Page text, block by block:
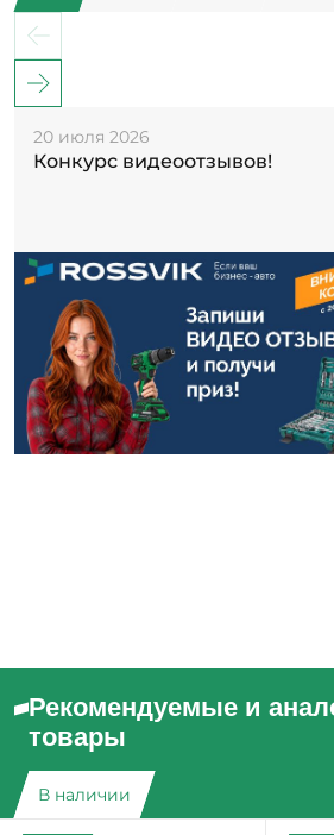
20 июля 2026
Конкурс видеоотзывов!
Рекомендуемые и
товары
В наличии